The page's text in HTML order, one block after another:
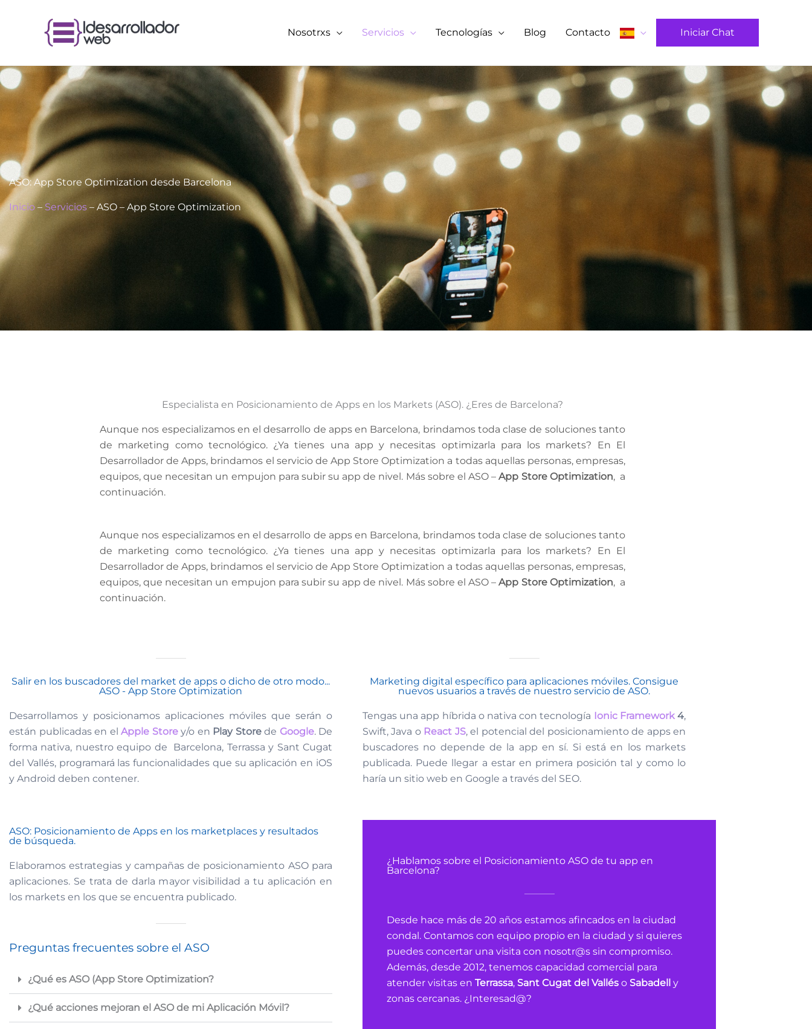
contenido
Nosotrxs Servicios Tecnologías Blog Contacto Iniciar Chat
ASO: App Store Optimization desde Barcelona
Inicio – Servicios – ASO – App Store Optimization
Especialista en Posicionamiento de Apps en los Markets (ASO). ¿Eres de Barcelona?
Aunque nos especializamos en el desarrollo de apps en Barcelona, brindamos toda clase de soluciones tanto
de marketing como tecnológico. ¿Ya tienes una app y necesitas optimizarla para los markets? En El
Desarrollador de Apps, brindamos el servicio de App Store Optimization a todas aquellas personas, empresas,
equipos, que necesitan un empujon para subir su app de nivel. Más sobre el ASO –App Store Optimization, a
continuación.
Aunque nos especializamos en el desarrollo de apps en Barcelona, brindamos toda clase de soluciones tanto
de marketing como tecnológico. ¿Ya tienes una app y necesitas optimizarla para los markets? En El
Desarrollador de Apps, brindamos el servicio de App Store Optimization a todas aquellas personas, empresas,
equipos, que necesitan un empujon para subir su app de nivel. Más sobre el ASO –App Store Optimization, a
continuación.
Salir en los buscadores del market de apps o dicho de otro modo...
ASO - App Store Optimization
Desarrollamos y posicionamos aplicaciones móviles que serán o
están publicadas en el Apple Storey/o en Play Storede Google. De
forma nativa, nuestro equipo de Barcelona, Terrassa y Sant Cugat
del Vallés, programará las funcionalidades que su aplicación en iOS
y Android deben contener.
Marketing digital específico para aplicaciones móviles. Consigue
nuevos usuarios a través de nuestro servicio de ASO.
Tengas una app híbrida o nativa con tecnología Ionic Framework 4,
Swift, Java o React JS, el potencial del posicionamiento de apps en
buscadores no depende de la app en sí. Si está en los markets
publicada. Puede llegar a estar en primera posición tal y como lo
haría un sitio web en Google a través del SEO.
ASO: Posicionamiento de Apps en los marketplaces y resultados
de búsqueda.
Elaboramos estrategias y campañas de posicionamiento ASO para
aplicaciones. Se trata de darla mayor visibilidad a tu aplicación en
los markets en los que se encuentra publicado.
Preguntas frecuentes sobre el ASO
¿Qué es ASO (App Store Optimization?
¿Qué acciones mejoran el ASO de mi Aplicación Móvil?
¿Hablamos sobre el Posicionamiento ASO de tu app en
Barcelona?
Desde hace más de 20 años estamos afincados en la ciudad
condal. Contamos con equipo propio en la ciudad y si quieres
puedes concertar una visita con nosotr@s sin compromiso.
Además, desde 2012, tenemos capacidad comercial para
atender visitas en Terrassa, Sant Cugat del Vallés o Sabadell
y
zonas cercanas. ¿Interesad@?